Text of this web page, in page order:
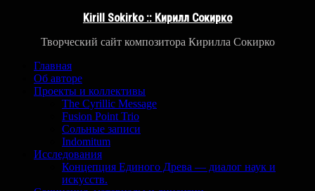
содержимому
Kirill Sokirko :: Кирилл Сокирко
Творческий сайт композитора Кирилла Сокирко
Главная
Об авторе
Проекты и коллективы
The Cyrillic Message
Fusion Point Trio
Сольные записи
Indomitum
Исследования
Концепция Единого Древа — диалог наук и
искусств.